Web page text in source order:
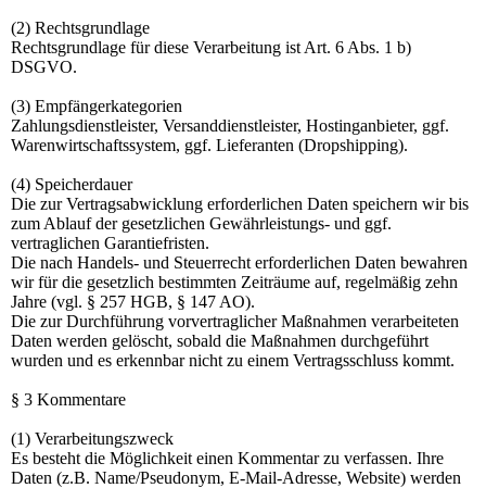
(2) Rechtsgrundlage
Rechtsgrundlage für diese Verarbeitung ist Art. 6 Abs. 1 b)
DSGVO.
(3) Empfängerkategorien
Zahlungsdienstleister, Versanddienstleister, Hostinganbieter, ggf.
Warenwirtschaftssystem, ggf. Lieferanten (Dropshipping).
(4) Speicherdauer
Die zur Vertragsabwicklung erforderlichen Daten speichern wir bis
zum Ablauf der gesetzlichen Gewährleistungs- und ggf.
vertraglichen Garantiefristen.
Die nach Handels- und Steuerrecht erforderlichen Daten bewahren
wir für die gesetzlich bestimmten Zeiträume auf, regelmäßig zehn
Jahre (vgl. § 257 HGB, § 147 AO).
Die zur Durchführung vorvertraglicher Maßnahmen verarbeiteten
Daten werden gelöscht, sobald die Maßnahmen durchgeführt
wurden und es erkennbar nicht zu einem Vertragsschluss kommt.
§ 3 Kommentare
(1) Verarbeitungszweck
Es besteht die Möglichkeit einen Kommentar zu verfassen. Ihre
Daten (z.B. Name/Pseudonym, E-Mail-Adresse, Website) werden